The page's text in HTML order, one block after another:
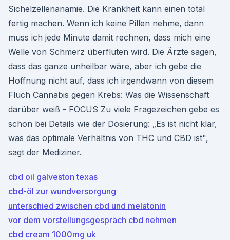
Sichelzellenanämie. Die Krankheit kann einen total
fertig machen. Wenn ich keine Pillen nehme, dann
muss ich jede Minute damit rechnen, dass mich eine
Welle von Schmerz überfluten wird. Die Ärzte sagen,
dass das ganze unheilbar wäre, aber ich gebe die
Hoffnung nicht auf, dass ich irgendwann von diesem
Fluch Cannabis gegen Krebs: Was die Wissenschaft
darüber weiß - FOCUS Zu viele Fragezeichen gebe es
schon bei Details wie der Dosierung: „Es ist nicht klar,
was das optimale Verhältnis von THC und CBD ist",
sagt der Mediziner.
cbd oil galveston texas
cbd-öl zur wundversorgung
unterschied zwischen cbd und melatonin
vor dem vorstellungsgespräch cbd nehmen
cbd cream 1000mg uk